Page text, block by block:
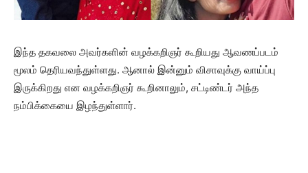
இந்த தகவலை அவர்களின் வழக்கறிஞர் கூறியது ஆவணப்படம்
மூலம் தெரியவந்துள்ளது. ஆனால் இன்னும் விசாவுக்கு வாய்ப்பு
இருக்கிறது என வழக்கறிஞர் கூறினாலும், சட்டிண்டர் அந்த
நம்பிக்கையை இழந்துள்ளார்.